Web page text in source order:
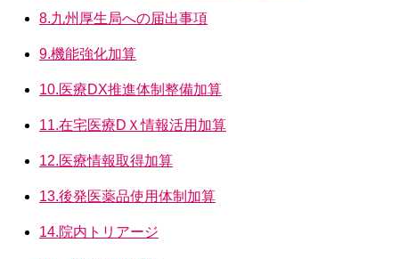
8.九州厚生局への届出事項
9.機能強化加算
10.医療DX推進体制整備加算
11.在宅医療DＸ情報活用加算
12.医療情報取得加算
13.後発医薬品使用体制加算
14.院内トリアージ